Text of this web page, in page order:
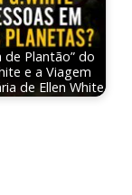
de Plantão” do
e a Viagem
de Ellen White